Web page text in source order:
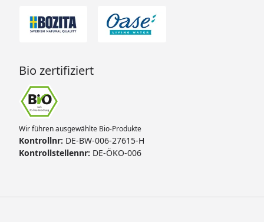
Bio zertifiziert
Wir führen ausgewählte Bio-Produkte
Kontrollnr: DE-BW-006-27615-H
Kontrollstellennr: DE-ÖKO-006